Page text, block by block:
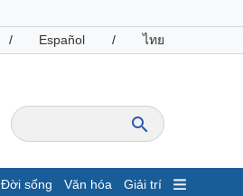
/ Español / ไทย
Đời sống Văn hóa Giải trí